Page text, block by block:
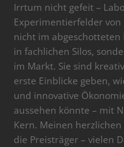
Irrtum nicht gefeit –
Experimentierfelder von
nicht im abgeschotteten
in fachlichen Silos,
im Markt. Sie sind
erste Einblicke geben,
und innovative
aussehen könnte – mit
Kern. Meinen
die Preisträger – vielen